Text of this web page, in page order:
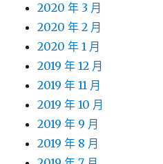
2020 年 3 月
2020 年 2 月
2020 年 1 月
2019 年 12 月
2019 年 11 月
2019 年 10 月
2019 年 9 月
2019 年 8 月